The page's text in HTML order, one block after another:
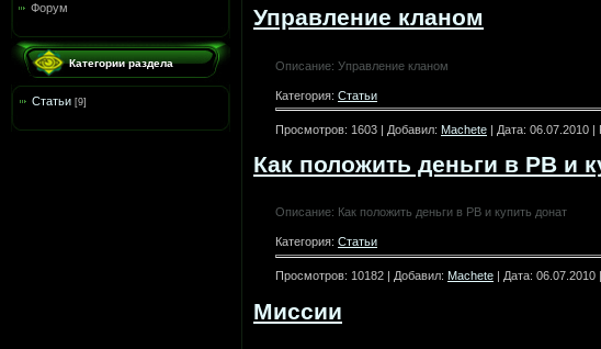
Форум
Категории раздела
Статьи [9]
Управление кланом
Описание: Управление кланом
Категория: Статьи
Просмотров: 1603 | Добавил: Machete | Дата: 06.07.2010 |
Как положить деньги в PB и
Описание: Как положить деньги в PB и купить донат
Категория: Статьи
Просмотров: 10182 | Добавил: Machete | Дата: 06.07.2010
Миссии